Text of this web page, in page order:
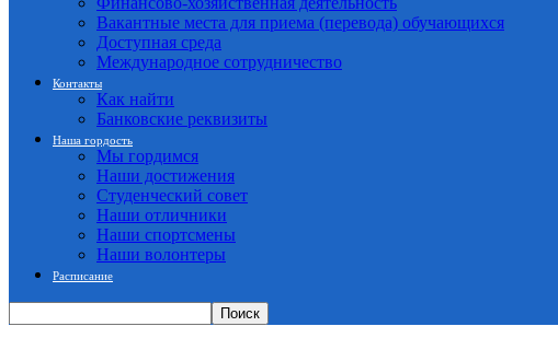
Вакантные места для приема (перевода) обучающихся
Доступная среда
Международное сотрудничество
Контакты
Как найти
Банковские реквизиты
Наша гордость
Мы гордимся
Наши достижения
Студенческий совет
Наши отличники
Наши спортсмены
Наши волонтеры
Расписание